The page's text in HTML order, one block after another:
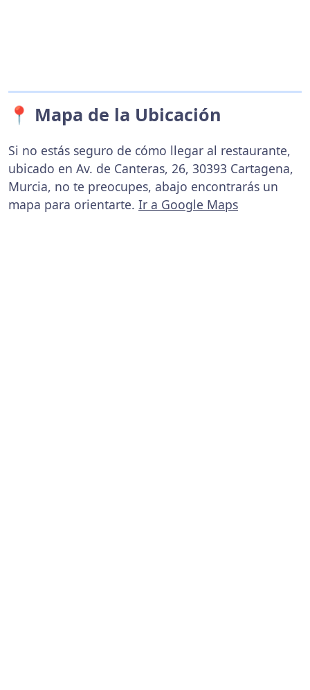
📍 Mapa de la Ubicación
Si no estás seguro de cómo llegar al restaurante,
ubicado en Av. de Canteras, 26, 30393 Cartagena,
Murcia, no te preocupes, abajo encontrarás un
mapa para orientarte. Ir a Google Maps